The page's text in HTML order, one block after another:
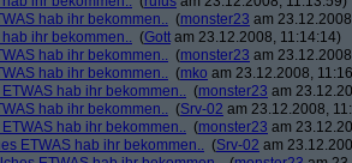
hab ihr bekommen.. (monster23 am
ihr bekommen.. (Gott am 23.12.2008, 11:14:14)
hab ihr bekommen.. (monster23 am
hab ihr bekommen.. (mko am 23.12.2008,
hab ihr bekommen.. (monster23 am
hab ihr bekommen.. (Srv-02 am 23.12.2008,
hab ihr bekommen.. (monster23 am
ETWAS hab ihr bekommen.. (Srv-02 am